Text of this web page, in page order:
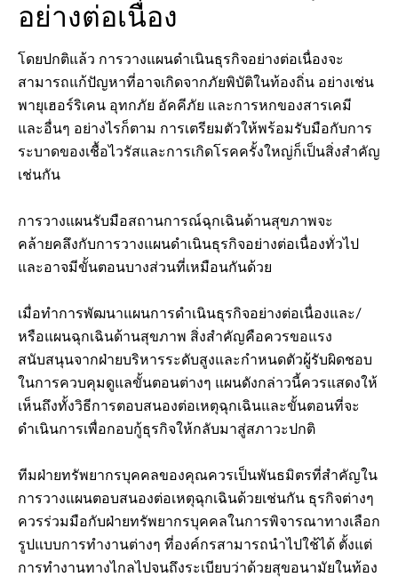
อย่างต่อเนื่อง
โดยปกติแล้ว การวางแผนดำเนินธุรกิจอย่างต่อเนื่องจะ
สามารถแก้ปัญหาที่อาจเกิดจากภัยพิบัติในท้องถิ่น อย่างเช่น
พายุเฮอร์ริเคน อุทกภัย อัคคีภัย และการหกของสารเคมี
และอื่นๆ อย่างไรก็ตาม การเตรียมตัวให้พร้อมรับมือกับการ
ระบาดของเชื้อไวรัสและการเกิดโรคครั้งใหญ่ก็เป็นสิ่งสำคัญ
เช่นกัน
การวางแผนรับมือสถานการณ์ฉุกเฉินด้านสุขภาพจะ
คล้ายคลึงกับการวางแผนดำเนินธุรกิจอย่างต่อเนื่องทั่วไป
และอาจมีขั้นตอนบางส่วนที่เหมือนกันด้วย
เมื่อทำการพัฒนาแผนการดำเนินธุรกิจอย่างต่อเนื่องและ/
หรือแผนฉุกเฉินด้านสุขภาพ สิ่งสำคัญคือควรขอแรง
สนับสนุนจากฝ่ายบริหารระดับสูงและกำหนดตัวผู้รับผิดชอบ
ในการควบคุมดูแลขั้นตอนต่างๆ แผนดังกล่าวนี้ควรแสดงให้
เห็นถึงทั้งวิธีการตอบสนองต่อเหตุฉุกเฉินและขั้นตอนที่จะ
ดำเนินการเพื่อกอบกู้ธุรกิจให้กลับมาสู่สภาวะปกติ
ทีมฝ่ายทรัพยากรบุคคลของคุณควรเป็นพันธมิตรที่สำคัญใน
การวางแผนตอบสนองต่อเหตุฉุกเฉินด้วยเช่นกัน ธุรกิจต่างๆ
ควรร่วมมือกับฝ่ายทรัพยากรบุคคลในการพิจารณาทางเลือก
รูปแบบการทำงานต่างๆ ที่องค์กรสามารถนำไปใช้ได้ ตั้งแต่
การทำงานทางไกลไปจนถึงระเบียบว่าด้วยสุขอนามัยในท้อง